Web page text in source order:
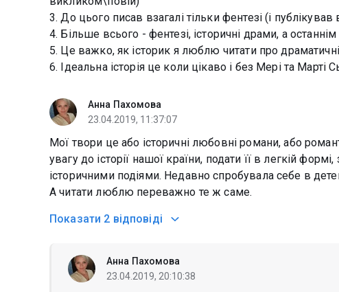
3. До цього писав взагалі тільки фентезі (і
4. Більше всього - фентезі, історичні драми, а
5. Це важко, як історик я люблю читати про драматичні
6. Ідеальна історія це коли цікаво і без Мері та Марті
Анна Пахомова
23.04.2019, 11:37:07
Мої твори це або історичні любовні романи, або
увагу до історії нашої країни, подати її в легкій
історичними подіями. Недавно спробувала себе в
А читати люблю переважно те ж саме.
Показати 2 відповіді
Анна Пахомова
23.04.2019, 20:10:38